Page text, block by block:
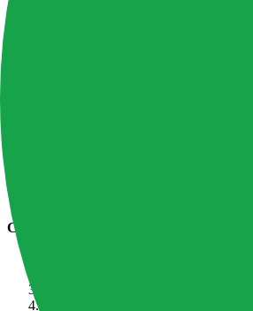
Untuk DWC, gunakan box minimum
Pastikan wadah tertutup rapat dari
Rendam rockwool di air pH 6.2 selama
Tahap 2 — Penyemaian (Hari 1–7)
Cara semai:
Potong rockwool menjadi kubus